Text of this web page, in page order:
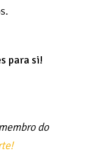
para si!
do